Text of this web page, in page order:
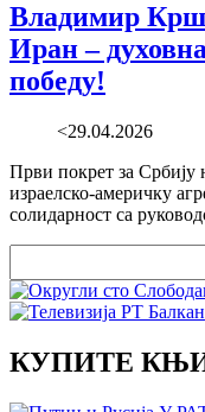
Владимир
Иран –
победу!
<29.04.2026
Први покрет за Србију
израелско-америчку
солидарност са
КУПИТЕ